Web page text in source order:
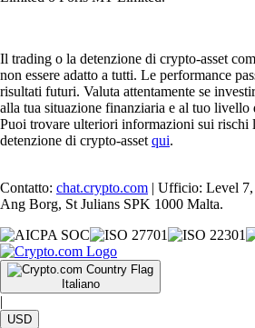
Il trading o la detenzione di crypto-asset
non essere adatto a tutti. Le performance
risultati futuri. Valuta attentamente se
alla tua situazione finanziaria e al tuo livello
Puoi trovare ulteriori informazioni sui rischi
detenzione di crypto-asset qui.
Contatto: chat.crypto.com | Ufficio: Level
Ang Borg, St Julians SPK 1000 Malta.
Italiano
|
USD